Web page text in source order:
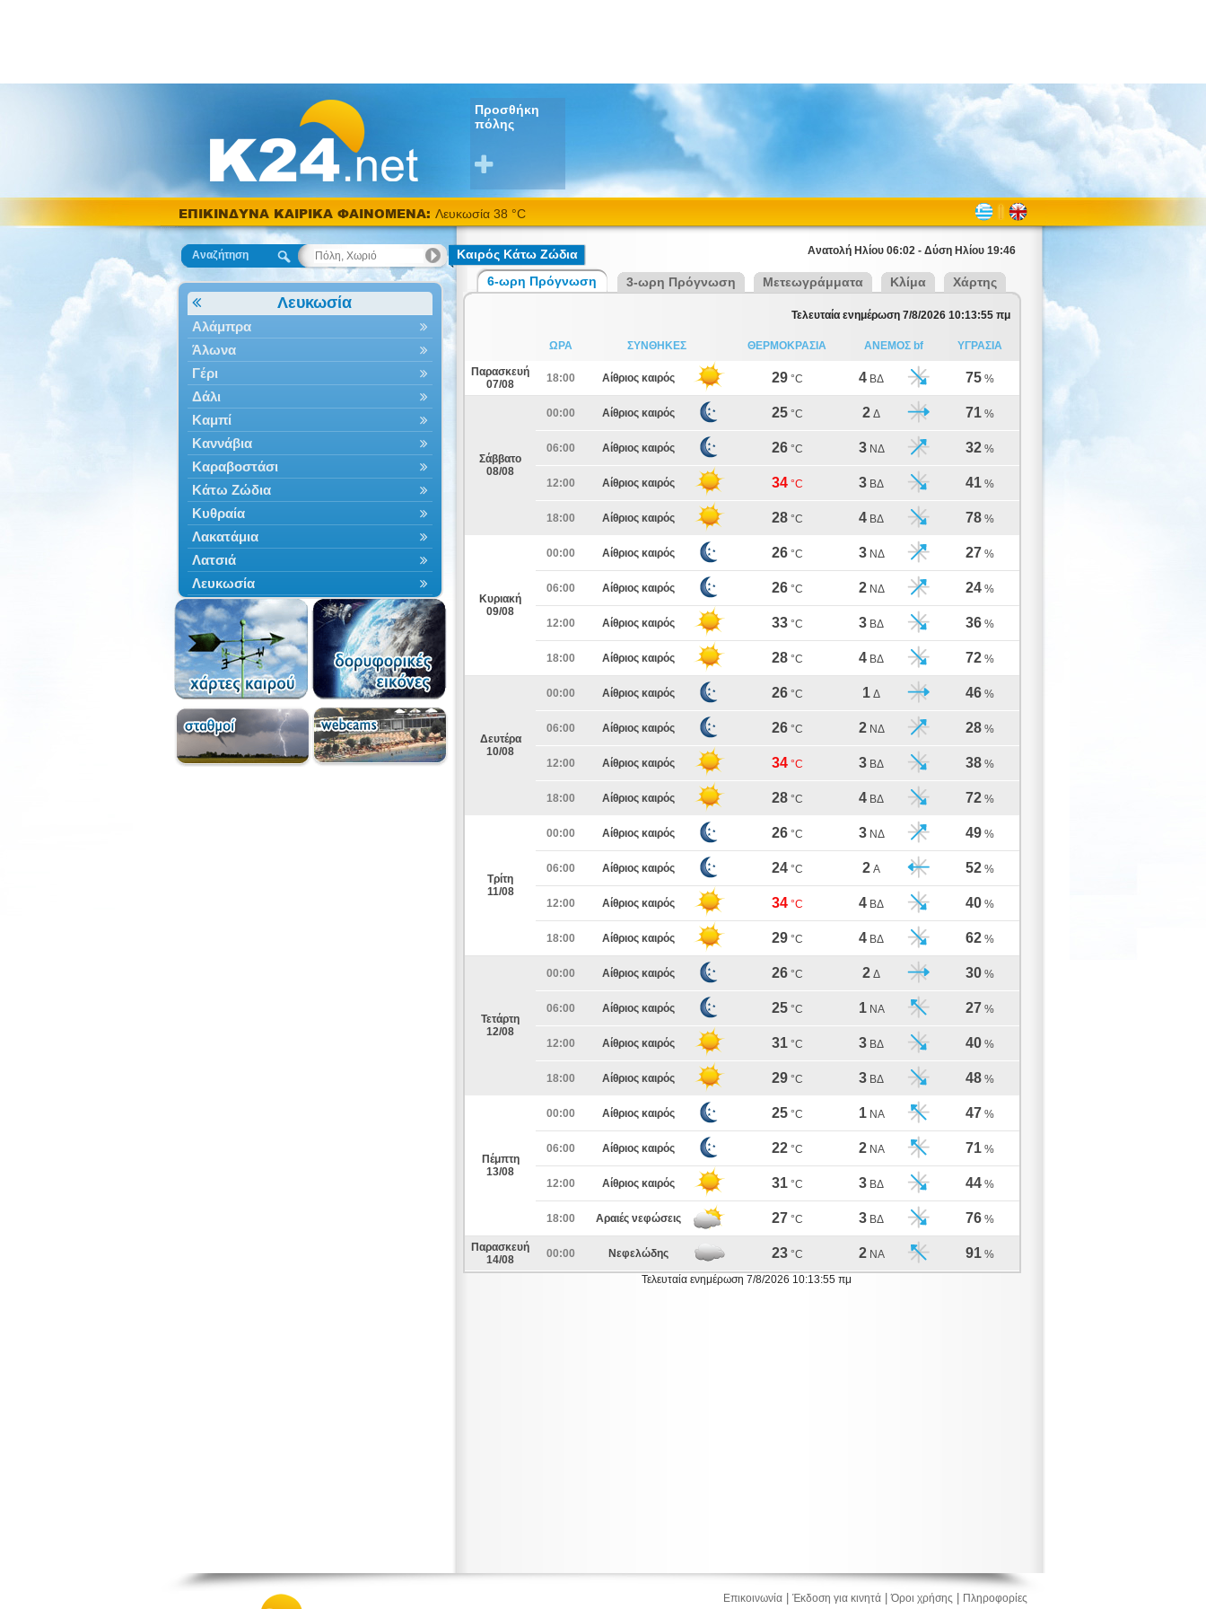
Προσθήκη
πόλης
ΕΠΙΚΙΝΔΥΝΑ ΚΑΙΡΙΚΑ ΦΑΙΝΟΜΕΝΑ: Λευκωσία 38 °C
Αναζήτηση
Λευκωσία
Αλάμπρα
Άλωνα
Γέρι
Δάλι
Καμπί
Καννάβια
Καραβοστάσι
Κάτω Ζώδια
Κυθραία
Λακατάμια
Λατσιά
Λευκωσία
Μάμμαρι
Μόρα
Μόρφου
Ποταμιά
Καιρός Κάτω Ζώδια Ανατολή Ηλίου 06:02 - Δύση Ηλίου 19:46
6-ωρη Πρόγνωση 3-ωρη Πρόγνωση Μετεωγράμματα Κλίμα Χάρτης
Τελευταία ενημέρωση 7/8/2026 10:13:55 πμ
ΩΡΑ ΣΥΝΘΗΚΕΣ ΘΕΡΜΟΚΡΑΣΙΑ ΑΝΕΜΟΣ bf ΥΓΡΑΣΙΑ
Παρασκευή
07/08
18:00 Αίθριος καιρός 29 °C 4 ΒΔ 75 %
Σάββατο
08/08
00:00 Αίθριος καιρός 25 °C 2 Δ 71 %
06:00 Αίθριος καιρός 26 °C 3 ΝΔ 32 %
12:00 Αίθριος καιρός 34 °C 3 ΒΔ 41 %
18:00 Αίθριος καιρός 28 °C 4 ΒΔ 78 %
Κυριακή
09/08
00:00 Αίθριος καιρός 26 °C 3 ΝΔ 27 %
06:00 Αίθριος καιρός 26 °C 2 ΝΔ 24 %
12:00 Αίθριος καιρός 33 °C 3 ΒΔ 36 %
18:00 Αίθριος καιρός 28 °C 4 ΒΔ 72 %
Δευτέρα
10/08
00:00 Αίθριος καιρός 26 °C 1 Δ 46 %
06:00 Αίθριος καιρός 26 °C 2 ΝΔ 28 %
12:00 Αίθριος καιρός 34 °C 3 ΒΔ 38 %
18:00 Αίθριος καιρός 28 °C 4 ΒΔ 72 %
Τρίτη
11/08
00:00 Αίθριος καιρός 26 °C 3 ΝΔ 49 %
06:00 Αίθριος καιρός 24 °C 2 Α 52 %
12:00 Αίθριος καιρός 34 °C 4 ΒΔ 40 %
18:00 Αίθριος καιρός 29 °C 4 ΒΔ 62 %
Τετάρτη
12/08
00:00 Αίθριος καιρός 26 °C 2 Δ 30 %
06:00 Αίθριος καιρός 25 °C 1 ΝΑ 27 %
12:00 Αίθριος καιρός 31 °C 3 ΒΔ 40 %
18:00 Αίθριος καιρός 29 °C 3 ΒΔ 48 %
Πέμπτη
13/08
00:00 Αίθριος καιρός 25 °C 1 ΝΑ 47 %
06:00 Αίθριος καιρός 22 °C 2 ΝΑ 71 %
12:00 Αίθριος καιρός 31 °C 3 ΒΔ 44 %
18:00 Αραιές νεφώσεις 27 °C 3 ΒΔ 76 %
Παρασκευή
14/08
00:00 Νεφελώδης 23 °C 2 ΝΑ 91 %
Τελευταία ενημέρωση 7/8/2026 10:13:55 πμ
Επικοινωνία Έκδοση για κινητά |Όροι χρήσης Πληροφορίες